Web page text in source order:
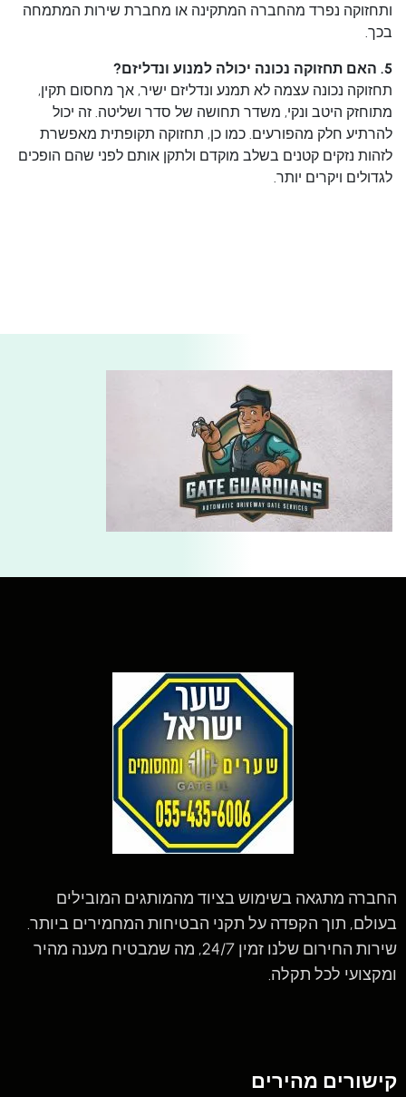
ותחזוקה נפרד מהחברה המתקינה או מחברת שירות המתמחה
בכך.
5. האם תחזוקה נכונה יכולה למנוע ונדליזם?
תחזוקה נכונה עצמה לא תמנע ונדליזם ישיר, אך מחסום תקין,
מתוחזק היטב ונקי, משדר תחושה של סדר ושליטה. זה יכול
להרתיע חלק מהפורעים. כמו כן, תחזוקה תקופתית מאפשרת
לזהות נזקים קטנים בשלב מוקדם ולתקן אותם לפני שהם הופכים
לגדולים ויקרים יותר.
החברה מתגאה בשימוש בציוד מהמותגים המובילים
בעולם, תוך הקפדה על תקני הבטיחות המחמירים ביותר.
שירות החירום שלנו זמין 24/7, מה שמבטיח מענה מהיר
ומקצועי לכל תקלה.
קישורים מהירים